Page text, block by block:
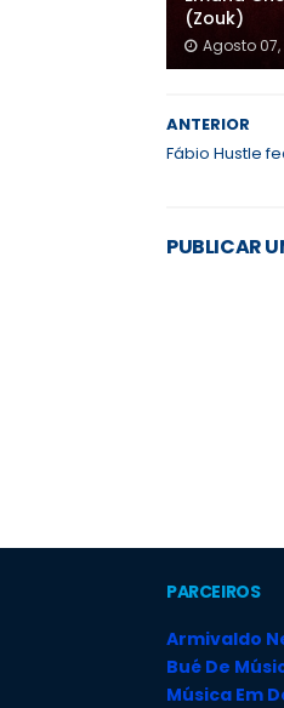
(Zouk)
Agosto 07,
ANTERIOR
Fábio Hustle
PUBLICAR
PARCEIROS
Armivaldo
Bué De
Música Em